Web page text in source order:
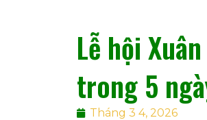
Lễ hội
trong 5
Tháng 3 4, 2026